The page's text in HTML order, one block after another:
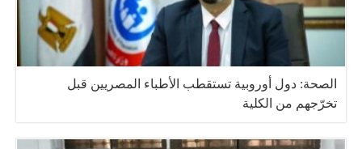
الصحة: دول أوروبية تستقطب الأطباء المصريين قبل
تخرّجهم من الكلية